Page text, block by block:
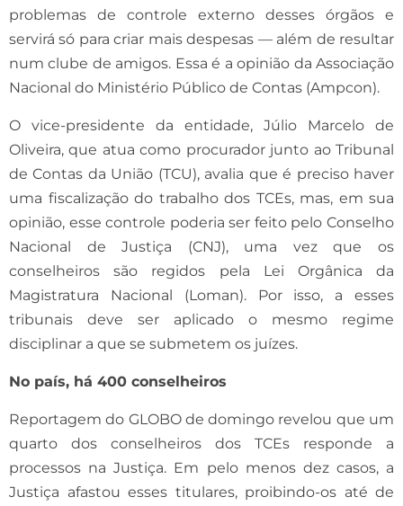
problemas de controle externo desses órgãos e
servirá só para criar mais despesas — além de resultar
num clube de amigos. Essa é a opinião da Associação
Nacional do Ministério Público de Contas (Ampcon).
O vice-presidente da entidade, Júlio Marcelo de
Oliveira, que atua como procurador junto ao Tribunal
de Contas da União (TCU), avalia que é preciso haver
uma fiscalização do trabalho dos TCEs, mas, em sua
opinião, esse controle poderia ser feito pelo Conselho
Nacional de Justiça (CNJ), uma vez que os
conselheiros são regidos pela Lei Orgânica da
Magistratura Nacional (Loman). Por isso, a esses
tribunais deve ser aplicado o mesmo regime
disciplinar a que se submetem os juízes.
No país, há 400 conselheiros
Reportagem do GLOBO de domingo revelou que um
quarto dos conselheiros dos TCEs responde a
processos na Justiça. Em pelo menos dez casos, a
Justiça afastou esses titulares, proibindo-os até de